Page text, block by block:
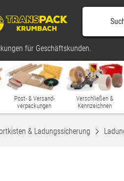
für Geschäftskunden.
Post- & Versand-
verpackungen
Verschließen &
Kennzeichnen
& Ladungssicherung